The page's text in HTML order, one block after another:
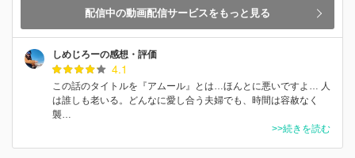
配信中の動画配信サービスをもっと見る
しめじろーの感想・評価
4.1
この話のタイトルを『アムール』とは…ほんとに悪いですよ… 人
は誰しも老いる。どんなに愛し合う夫婦でも、時間は容赦なく
襲…
>>続きを読む